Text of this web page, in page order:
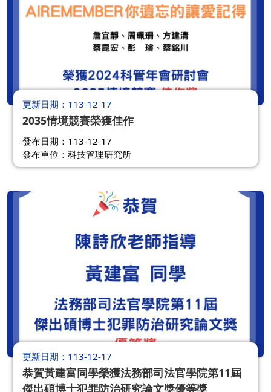
更新日期 113-12-17
2035情境競賽榮獲佳作
發布日期：113-12-17
發布單位：科技管理研究所
更新日期 113-12-17
恭賀黃建富同學榮獲法務部司法官學院第11屆
傑出碩博士犯罪防治研究論文獎優等獎